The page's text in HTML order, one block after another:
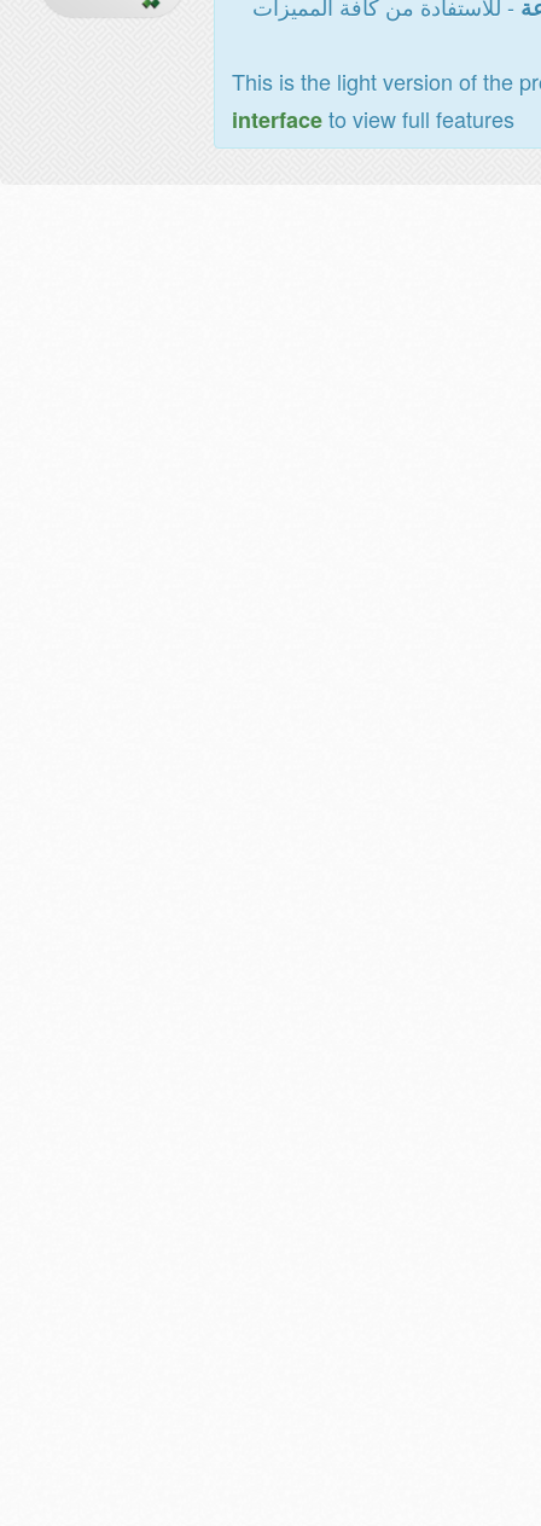
This is the light version of the
interfaceto view full features